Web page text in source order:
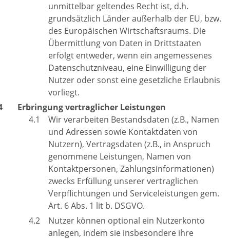
unmittelbar geltendes Recht ist, d.h.
grundsätzlich Länder außerhalb der EU, bzw.
des Europäischen Wirtschaftsraums. Die
Übermittlung von Daten in Drittstaaten
erfolgt entweder, wenn ein angemessenes
Datenschutzniveau, eine Einwilligung der
Nutzer oder sonst eine gesetzliche Erlaubnis
vorliegt.
Erbringung vertraglicher Leistungen
Wir verarbeiten Bestandsdaten (z.B., Namen
und Adressen sowie Kontaktdaten von
Nutzern), Vertragsdaten (z.B., in Anspruch
genommene Leistungen, Namen von
Kontaktpersonen, Zahlungsinformationen)
zwecks Erfüllung unserer vertraglichen
Verpflichtungen und Serviceleistungen gem.
Art. 6 Abs. 1 lit b. DSGVO.
Nutzer können optional ein Nutzerkonto
anlegen, indem sie insbesondere ihre